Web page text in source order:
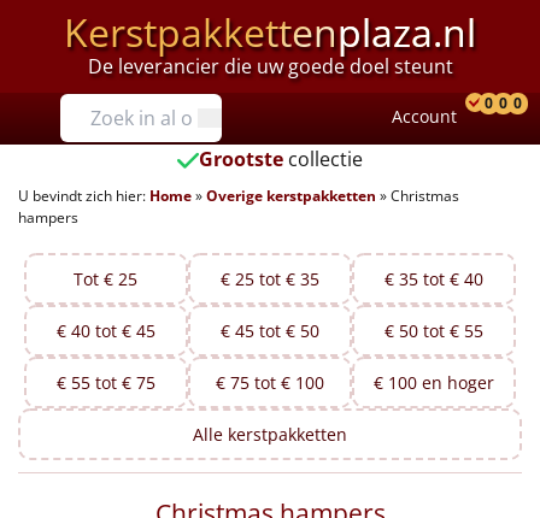
Kerstpakkettenplaza.nl
De leverancier die uw goede doel steunt
Prijzen
Tot €25
€25 tot €35
€35 tot €40
€40 tot €45
€45 tot €50
€50 tot €55
Account
0 0 0
Grootste collectie
U bevindt zich hier: Home»Overige kerstpakketten »Christmas
hampers
Tot € 25 € 25 tot € 35 € 35 tot € 40
€ 40 tot € 45 € 45 tot € 50 € 50 tot € 55
€ 55 tot € 75 € 75 tot € 100 € 100 en hoger
Alle kerstpakketten